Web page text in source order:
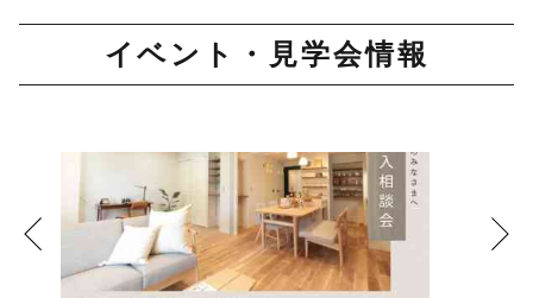
イベント・見学会情報